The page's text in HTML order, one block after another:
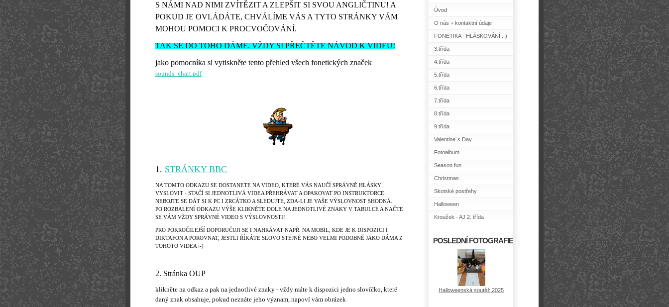
S NÁMI NAD NIMI ZVÍTĚZIT A ZLEPŠIT SI SVOU ANGLIČTINU! A
POKUD JE OVLÁDÁTE, CHVÁLÍME VÁS A TYTO STRÁNKY VÁM
MOHOU POMOCI K PROCVOČOVÁNÍ.
TAK SE DO TOHO DÁME. VŽDY SI PŘEČTĚTE NÁVOD K VIDEU!
jako pomocníka si vytiskněte tento přehled všech fonetických značek
sounds_chart.pdf
1. STRÁNKY BBC
NA TOMTO ODKAZU SE DOSTANETE NA VIDEO, KTERÉ VÁS NAUČÍ SPRÁVNĚ HLÁSKY
VYSLOVIT - STAČÍ SI JEDNOTLIVÁ VIDEA PŘEHRÁVAT A OPAKOVAT PO INSTRUKTORCE.
NEBOJTE SE DÁT SI K PC I ZRCÁTKO A SLEDUJTE, ZDA-LI JE VAŠE VÝSLOVNOST SHODNÁ.
PO ROZBALENÍ ODKAZU VÝŠE KLIKNĚTE DOLE NA JEDNOTLIVÉ ZNAKY V TABULCE A NAČTE
SE VÁM VŽDY SPRÁVNÉ VIDEO S VÝSLOVNOSTI!
PRO POKROČILEJŠÍ DOPORUČUJI SE I NAHRÁVAT NAPŘ. NA MOBIL, KDE JE K DISPOZICI I
DIKTAFON A POROVNAT, JESTLI ŘÍKÁTE SLOVO STEJNĚ NEBO VELMI PODOBNĚ JAKO DÁMA Z
TOHOTO VIDEA :-)
2. Stránka OUP
klikněte na odkaz a pak na jednotlivé znaky - vždy máte k dispozici jedno slovíčko, které
daný znak obsahuje, pokud neznáte jeho význam, napoví vám obrázek
Úvod
O nás + kontaktní údaje
FONETIKA - HLÁSKOVÁNÍ :-)
3.třída
4.třída
5.třída
6.třída
7.třída
8.třída
9.třída
Valentine´s Day
Fotoalbum
Season fun
Christmas
Skotské postřehy
Halloween
Kroužek - AJ 2. třída
POSLEDNÍ FOTOGRAFIE
Halloweenská soutěž 2025